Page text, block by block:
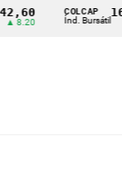
COLCAP
Índ. Bursátil